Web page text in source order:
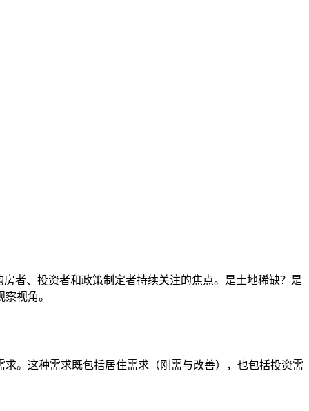
者、投资者和政策制定者持续关注的焦点。是土地稀缺？是
视角。
。这种需求既包括居住需求（刚需与改善），也包括投资需